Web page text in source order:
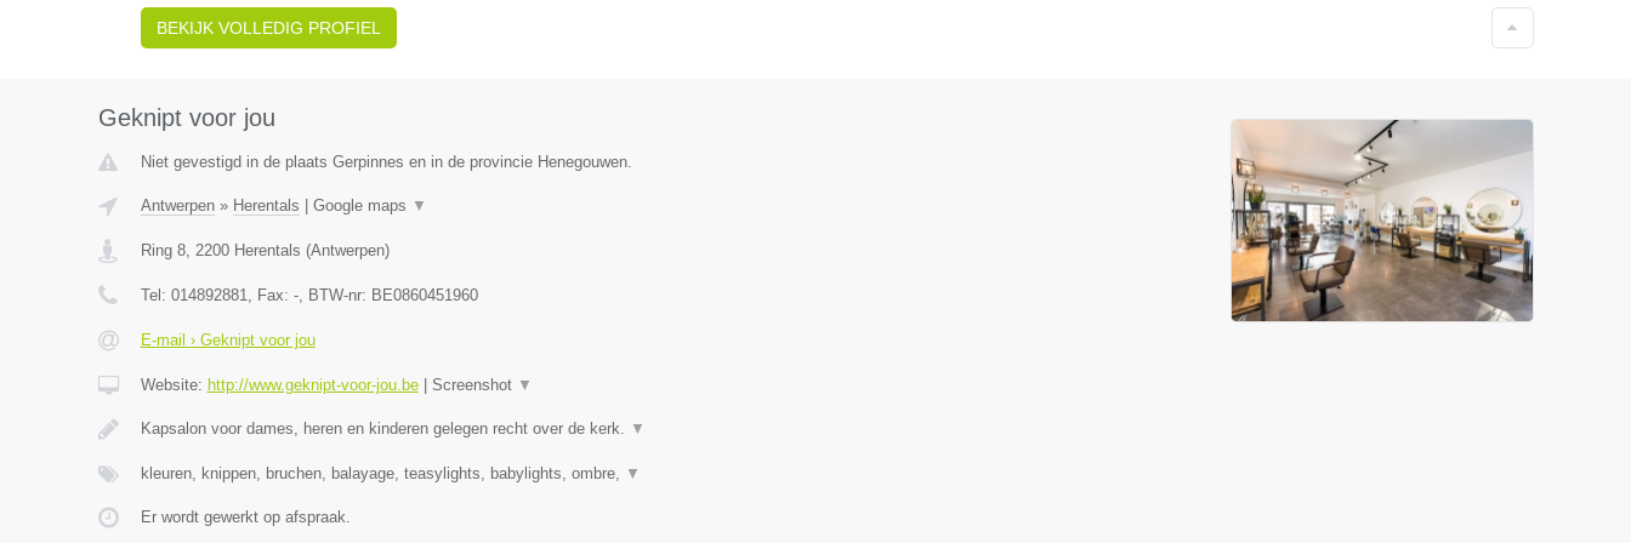
BEKIJK VOLLEDIG PROFIEL
Geknipt voor jou
Niet gevestigd in de plaats Gerpinnes en in de provincie Henegouwen.
Antwerpen» Herentals Google maps ▼
Ring 8, 2200 Herentals (Antwerpen)
Tel: 014892881, Fax: -, BTW-nr: BE0860451960
E-mail › Geknipt voor jou
Website: http://www.geknipt-voor-jou.be| Screenshot ▼
Kapsalon voor dames, heren en kinderen gelegen recht over de kerk. ▼
kleuren, knippen, bruchen, balayage, teasylights, babylights, ombre, ▼
Er wordt gewerkt op afspraak.